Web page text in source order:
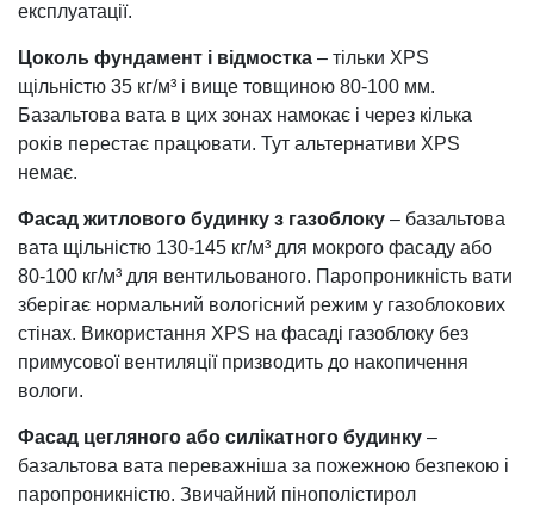
експлуатації.
Цоколь фундамент і відмостка – тільки XPS
щільністю 35 кг/м³ і вище товщиною 80-100 мм.
Базальтова вата в цих зонах намокає і через кілька
років перестає працювати. Тут альтернативи XPS
немає.
Фасад житлового будинку з газоблоку – базальтова
вата щільністю 130-145 кг/м³ для мокрого фасаду або
80-100 кг/м³ для вентильованого. Паропроникність вати
зберігає нормальний вологісний режим у газоблокових
стінах. Використання XPS на фасаді газоблоку без
примусової вентиляції призводить до накопичення
вологи.
Фасад цегляного або силікатного будинку –
базальтова вата переважніша за пожежною безпекою і
паропроникністю. Звичайний пінополістирол